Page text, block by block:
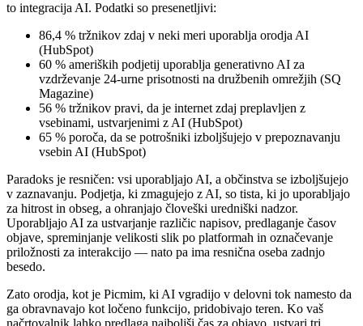
to integracija AI. Podatki so presenetljivi:
86,4 % tržnikov zdaj v neki meri uporablja orodja AI
(HubSpot)
60 % ameriških podjetij uporablja generativno AI za
vzdrževanje 24-urne prisotnosti na družbenih omrežjih (SQ
Magazine)
56 % tržnikov pravi, da je internet zdaj preplavljen z
vsebinami, ustvarjenimi z AI (HubSpot)
65 % poroča, da se potrošniki izboljšujejo v prepoznavanju
vsebin AI (HubSpot)
Paradoks je resničen: vsi uporabljajo AI, a občinstva se izboljšujejo
v zaznavanju. Podjetja, ki zmagujejo z AI, so tista, ki jo uporabljajo
za hitrost in obseg, a ohranjajo človeški uredniški nadzor.
Uporabljajo AI za ustvarjanje različic napisov, predlaganje časov
objave, spreminjanje velikosti slik po platformah in označevanje
priložnosti za interakcijo — nato pa ima resnična oseba zadnjo
besedo.
Zato orodja, kot je Picmim, ki AI vgradijo v delovni tok namesto da
ga obravnavajo kot ločeno funkcijo, pridobivajo teren. Ko vaš